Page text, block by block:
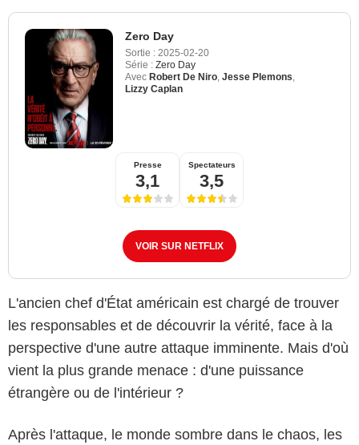
Zero Day
Sortie : 2025-02-20
Série : Zero Day
Avec Robert De Niro Jesse Plemons
Lizzy Caplan
Presse
3,1
Spectateurs
3,5
VOIR SUR NETFLIX
L'ancien chef d'État américain est chargé de trouver
les responsables et de découvrir la vérité, face à la
perspective d'une autre attaque imminente. Mais d'où
vient la plus grande menace : d'une puissance
étrangère ou de l'intérieur ?
Après l'attaque, le monde sombre dans le chaos, les